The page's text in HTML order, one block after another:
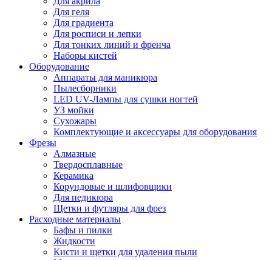
Для геля
Для градиента
Для росписи и лепки
Для тонких линий и френча
Наборы кистей
Оборудование
Аппараты для маникюра
Пылесборники
LED UV-Лампы для сушки ногтей
УЗ мойки
Сухожары
Комплектующие и аксессуары для оборудования
Фрезы
Алмазные
Твердосплавные
Керамика
Корундовые и шлифовщики
Для педикюра
Щетки и футляры для фрез
Расходные материалы
Бафы и пилки
Жидкости
Кисти и щетки для удаления пыли